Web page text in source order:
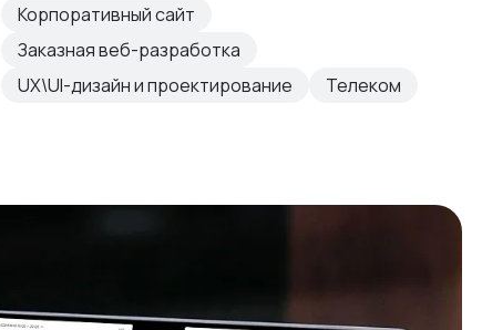
Корпоративный сайт
Заказная веб-разработка
UX\UI-дизайн и проектирование
Телеком